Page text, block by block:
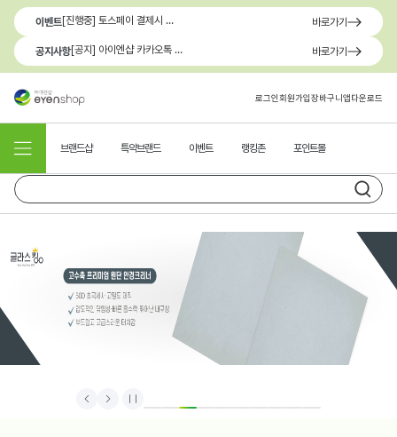
이벤트 [진행중] 토스페이 결제시 최대 1.3만원 혜택 바로가기
공지사항 [공지] 아이엔샵 카카오톡 1:1 문의 채널 이용 안내 바로가기
로그인회원가입장바구니앱다운로드
브랜드샵 특약브랜드 이벤트 랭킹존 포인트몰
Prev Next Stop